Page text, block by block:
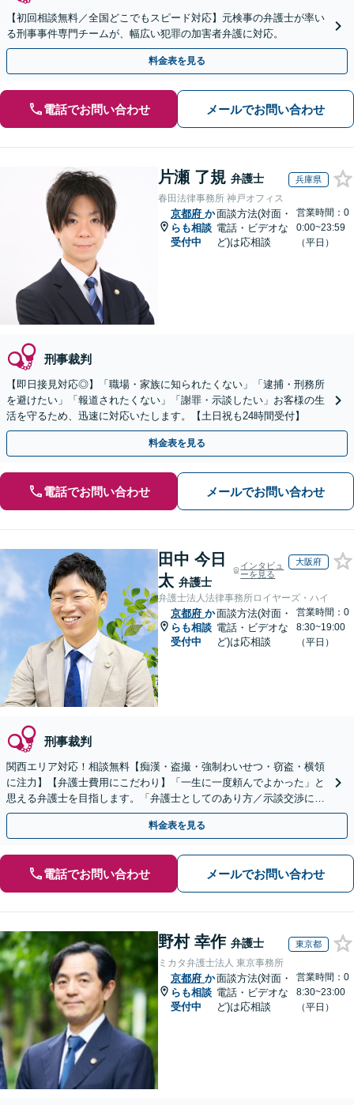
【初回相談無料／全国どこでもスピード対応】元検事の弁護士が率い
る刑事事件専門チームが、幅広い犯罪の加害者弁護に対応。
料金表を見る
電話でお問い合わせ メールでお問い合わせ
片瀬 了規 弁護士 兵庫県
春田法律事務所 神戸オフィス
京都府 か
らも相談
受付中
面談方法(対面・
電話・ビデオな
ど)は応相談
営業時間：0
0:00~23:59
（平日）
刑事裁判
【即日接見対応◎】「職場・家族に知られたくない」「逮捕・刑務所
を避けたい」「報道されたくない」「謝罪・示談したい」お客様の生
活を守るため、迅速に対応いたします。【土日祝も24時間受付】
料金表を見る
電話でお問い合わせ メールでお問い合わせ
田中 今日
太 弁護士
インタビュ
ーを見る
大阪府
弁護士法人法律事務所ロイヤーズ・ハイ
京都府 か
らも相談
受付中
面談方法(対面・
電話・ビデオな
ど)は応相談
営業時間：0
8:30~19:00
（平日）
刑事裁判
関西エリア対応！相談無料【痴漢・盗撮・強制わいせつ・窃盗・横領
に注力】【弁護士費用にこだわり】「一生に一度頼んでよかった」と
思える弁護士を目指します。「弁護士としてのあり方／示談交渉に義
を」「弁護士費用にこだわる」依頼者に寄り添った金額設定
料金表を見る
電話でお問い合わせ メールでお問い合わせ
野村 幸作 弁護士 東京都
ミカタ弁護士法人 東京事務所
京都府 か
らも相談
受付中
面談方法(対面・
電話・ビデオな
ど)は応相談
営業時間：0
8:30~23:00
（平日）